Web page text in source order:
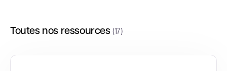
Toutes nos ressources(17)